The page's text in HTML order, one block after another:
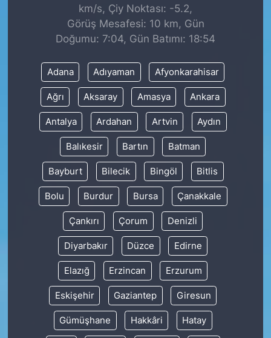
km/s, Çiy Noktası: -5.2,
Görüş Mesafesi: 10 km, Gün
Doğumu: 7:04, Gün Batımı: 18:54
Adana Adıyaman Afyonkarahisar
Ağrı Aksaray Amasya Ankara
Antalya Ardahan Artvin Aydın
Balıkesir Bartın Batman
Bayburt Bilecik Bingöl Bitlis
Bolu Burdur Bursa Çanakkale
Çankırı Çorum Denizli
Diyarbakır Düzce Edirne
Elazığ Erzincan Erzurum
Eskişehir Gaziantep Giresun
Gümüşhane Hakkâri Hatay